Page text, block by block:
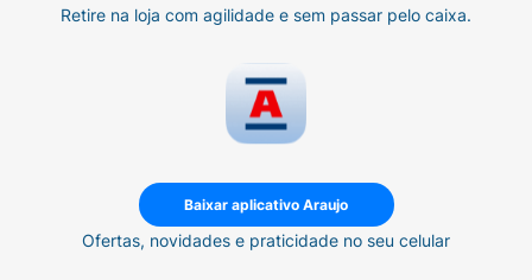
Retire na loja com agilidade e sem passar pelo caixa.
Baixar aplicativo Araujo
Ofertas, novidades e praticidade no seu celular